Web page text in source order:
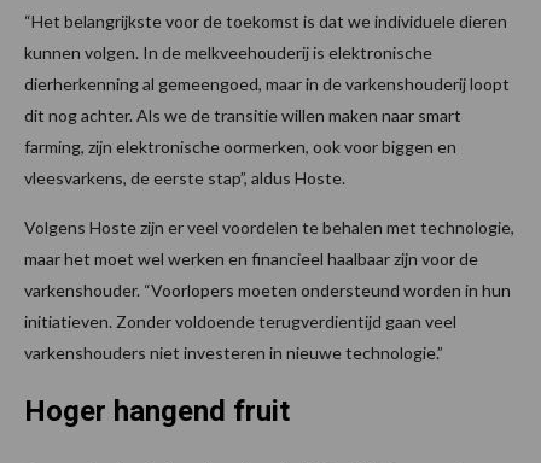
“Het belangrijkste voor de toekomst is dat we individuele dieren
kunnen volgen. In de melkveehouderij is elektronische
dierherkenning al gemeengoed, maar in de varkenshouderij loopt
dit nog achter. Als we de transitie willen maken naar smart
farming, zijn elektronische oormerken, ook voor biggen en
vleesvarkens, de eerste stap”, aldus Hoste.
Volgens Hoste zijn er veel voordelen te behalen met technologie,
maar het moet wel werken en financieel haalbaar zijn voor de
varkenshouder. “Voorlopers moeten ondersteund worden in hun
initiatieven. Zonder voldoende terugverdientijd gaan veel
varkenshouders niet investeren in nieuwe technologie.”
Hoger hangend fruit